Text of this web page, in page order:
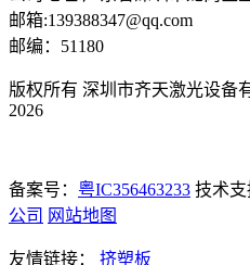
邮箱:139388347@qq.com
邮编：51180
版权所有 深圳市齐天激光设备
2026
备案号： 粤IC356463233 技术支
公司 网站地图
友情链接： 挤塑板